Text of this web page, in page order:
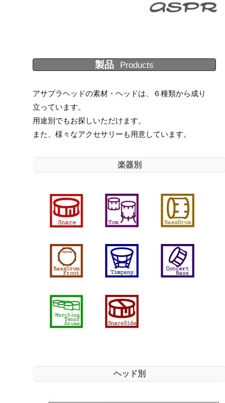
製品 Products
アサプラヘッドの素材・ヘッドは、６種類から成り
立っています。
用途別でもお探しいただけます。
また、様々なアクセサリーも用意しています。
楽器別
ヘッド別